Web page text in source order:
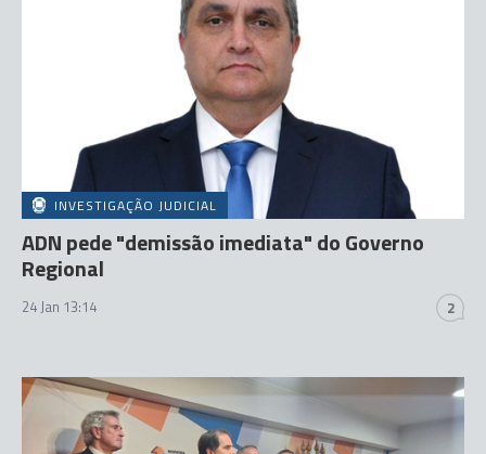
INVESTIGAÇÃO JUDICIAL
ADN pede "demissão imediata" do Governo
Regional
24 Jan 13:14 2